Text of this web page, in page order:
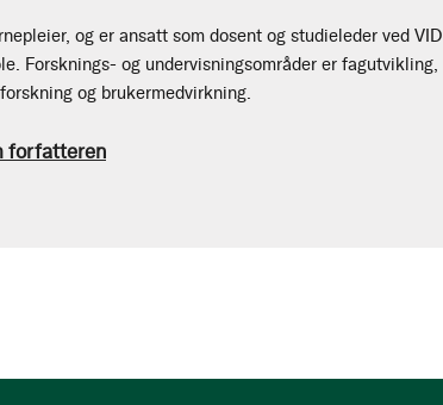
og er ansatt som dosent og studieleder ved VID
Forsknings- og undervisningsområder er fagutvikling,
og brukermedvirkning.
forfatteren